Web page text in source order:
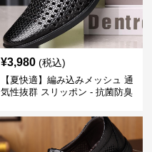
¥3,980 (税込)
【夏快適】編み込みメッシュ 通
気性抜群 スリッポン - 抗菌防臭